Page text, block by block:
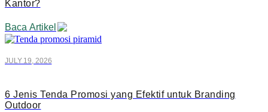
Kantor?
Baca Artikel
JULY 19, 2026
6 Jenis Tenda Promosi yang Efektif untuk Branding
Outdoor